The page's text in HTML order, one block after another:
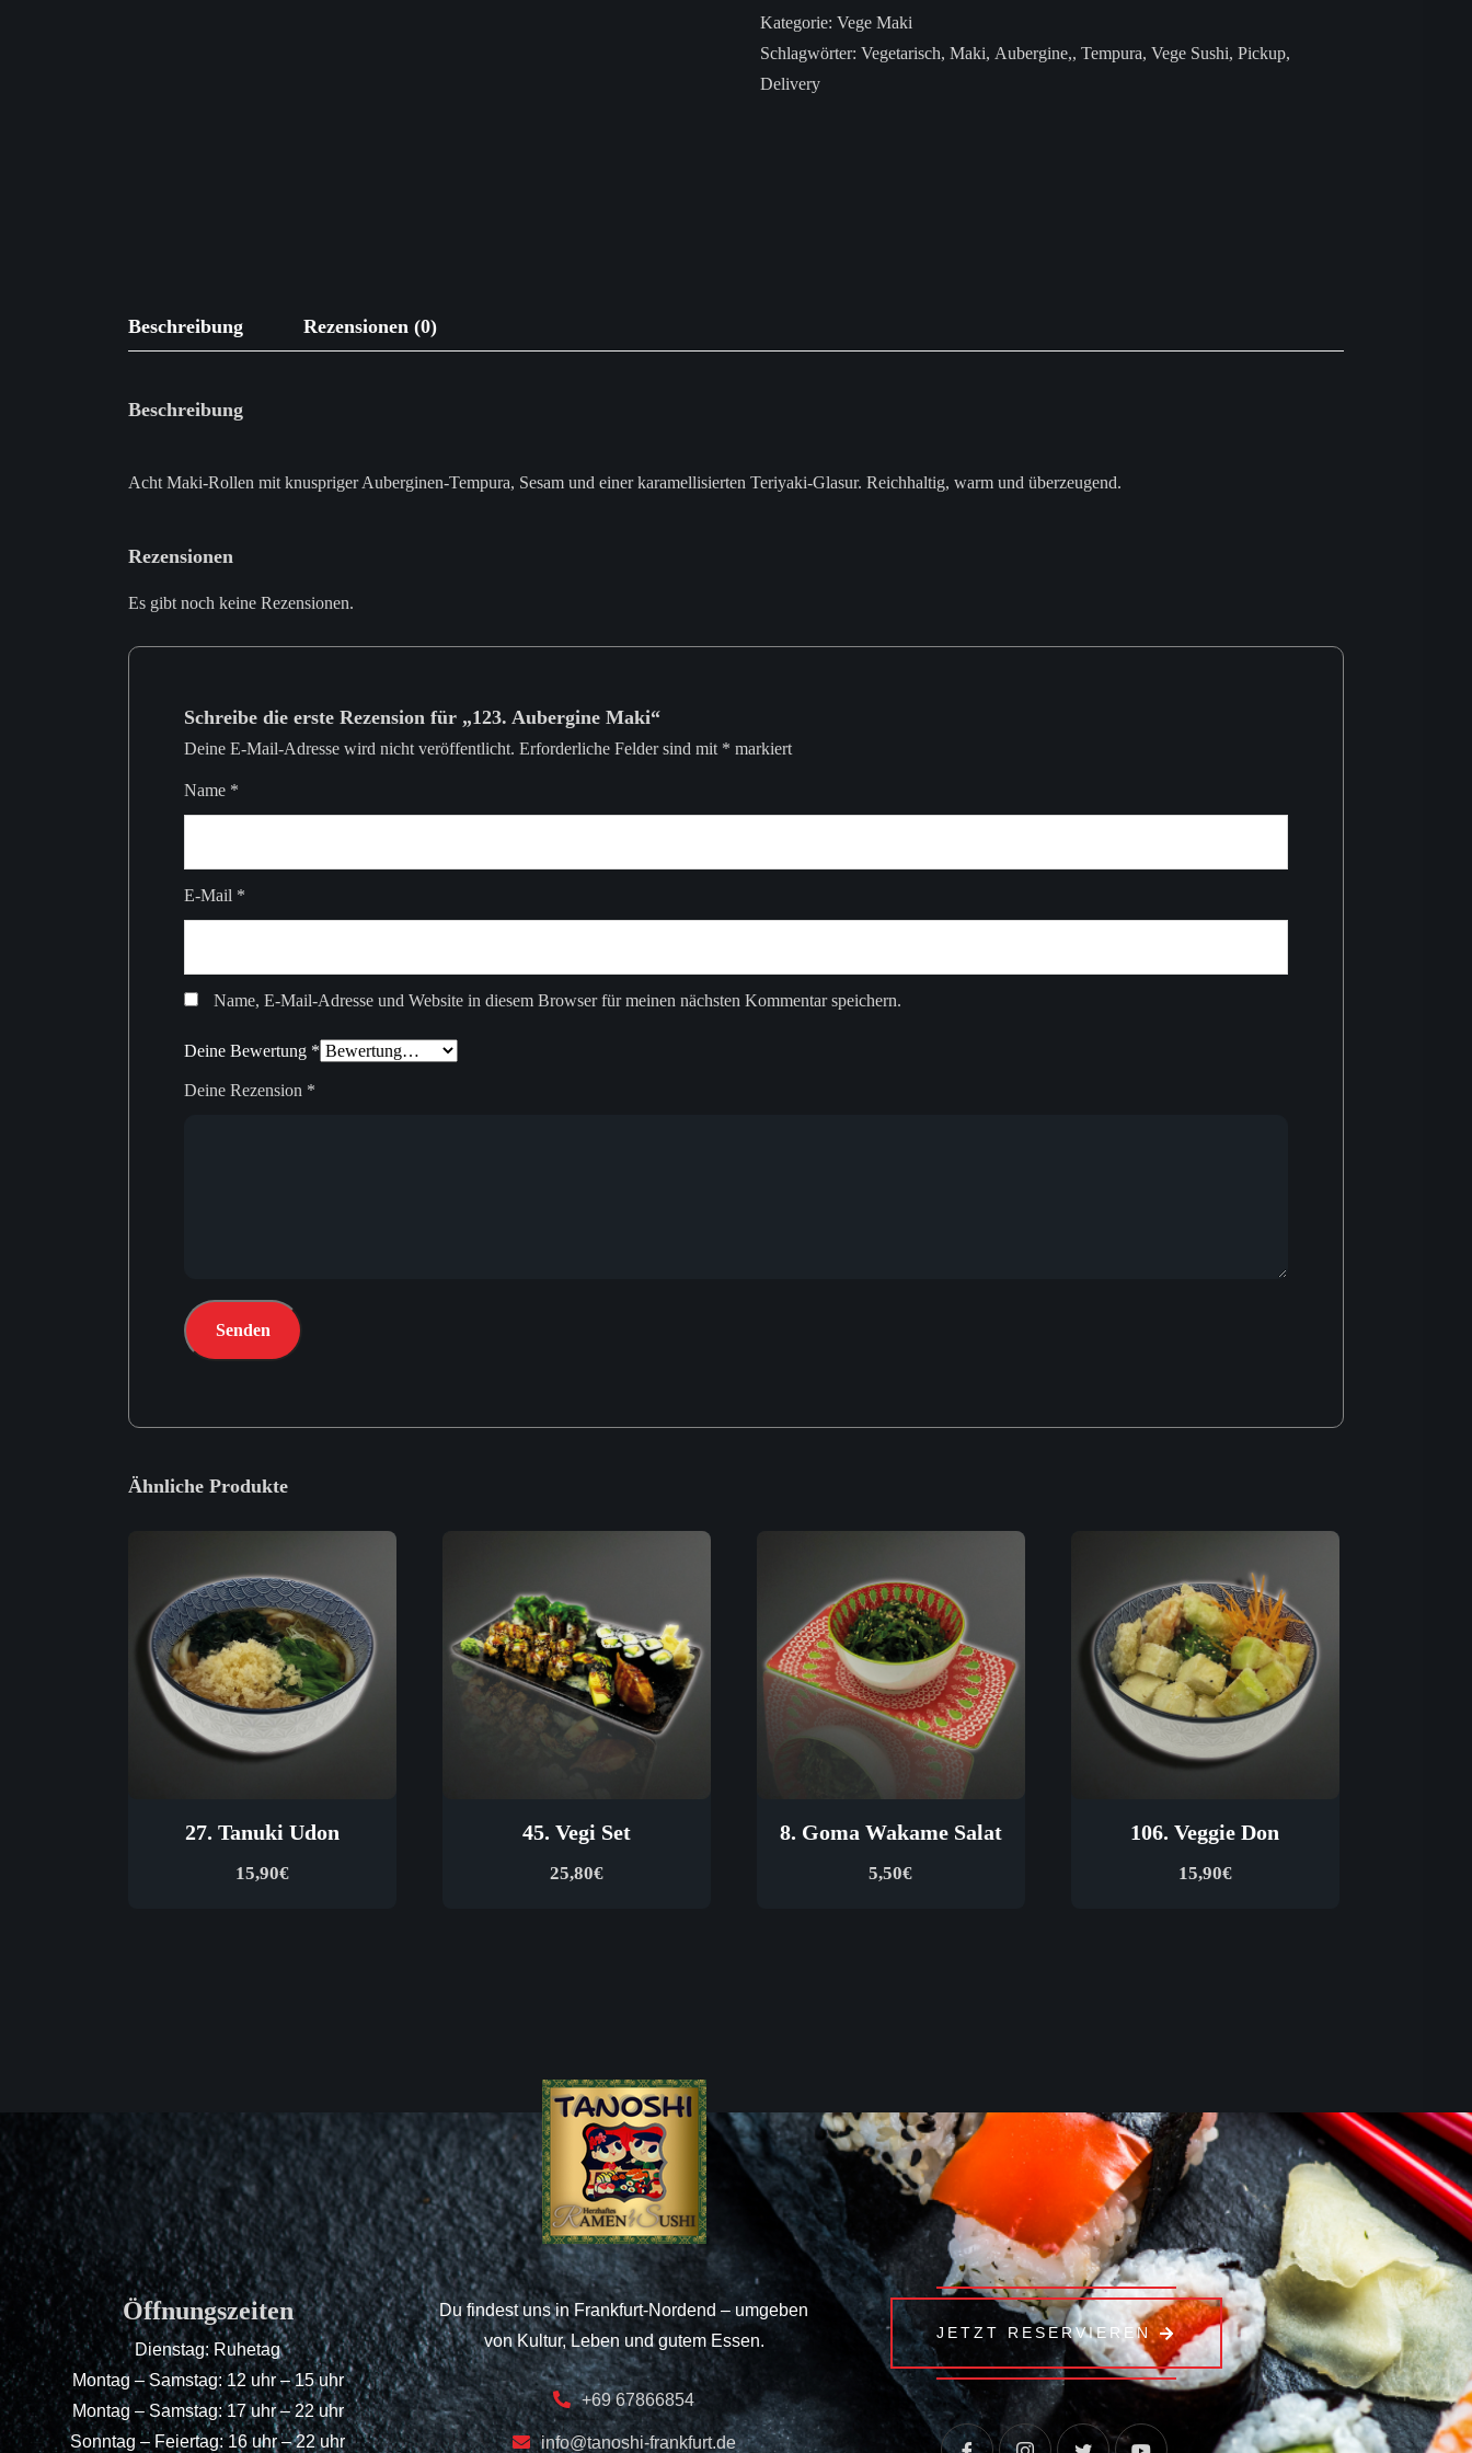
Kategorie:Vege Maki
Schlagwörter:Vegetarisch,Maki, Aubergine,,Tempura,Vege Sushi,Pickup,
Delivery
Beschreibung Rezensionen (0)
Beschreibung
Acht Maki-Rollen mit knuspriger Auberginen-Tempura, Sesam und einer karamellisierten Teriyaki-Glasur. Reichhaltig, warm und überzeugend.
Rezensionen
Es gibt noch keine Rezensionen.
Schreibe die erste Rezension für „123. Aubergine Maki“
Deine E-Mail-Adresse wird nicht veröffentlicht. Erforderliche Felder sind mit * markiert
Name *
E-Mail *
Name, E-Mail-Adresse und Website in diesem Browser für meinen nächsten Kommentar speichern.
Deine Bewertung *
Deine Rezension *
Ähnliche Produkte
27. Tanuki Udon
15,90€
45. Vegi Set
25,80€
8. Goma Wakame Salat
5,50€
106. Veggie Don
15,90€
Öffnungszeiten
Dienstag: Ruhetag
Montag – Samstag: 12 uhr – 15 uhr
Montag – Samstag: 17 uhr – 22 uhr
Sonntag – Feiertag: 16 uhr – 22 uhr
Du findest uns in Frankfurt-Nordend – umgeben
von Kultur, Leben und gutem Essen.
+69 67866854
info@tanoshi-frankfurt.de
JETZT RESERVIEREN